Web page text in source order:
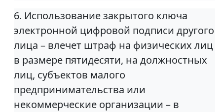
6. Использование закрытого ключа
электронной цифровой подписи другого
лица – влечет штраф на физических лиц
в размере пятидесяти, на должностных
лиц, субъектов малого
предпринимательства или
некоммерческие организации – в